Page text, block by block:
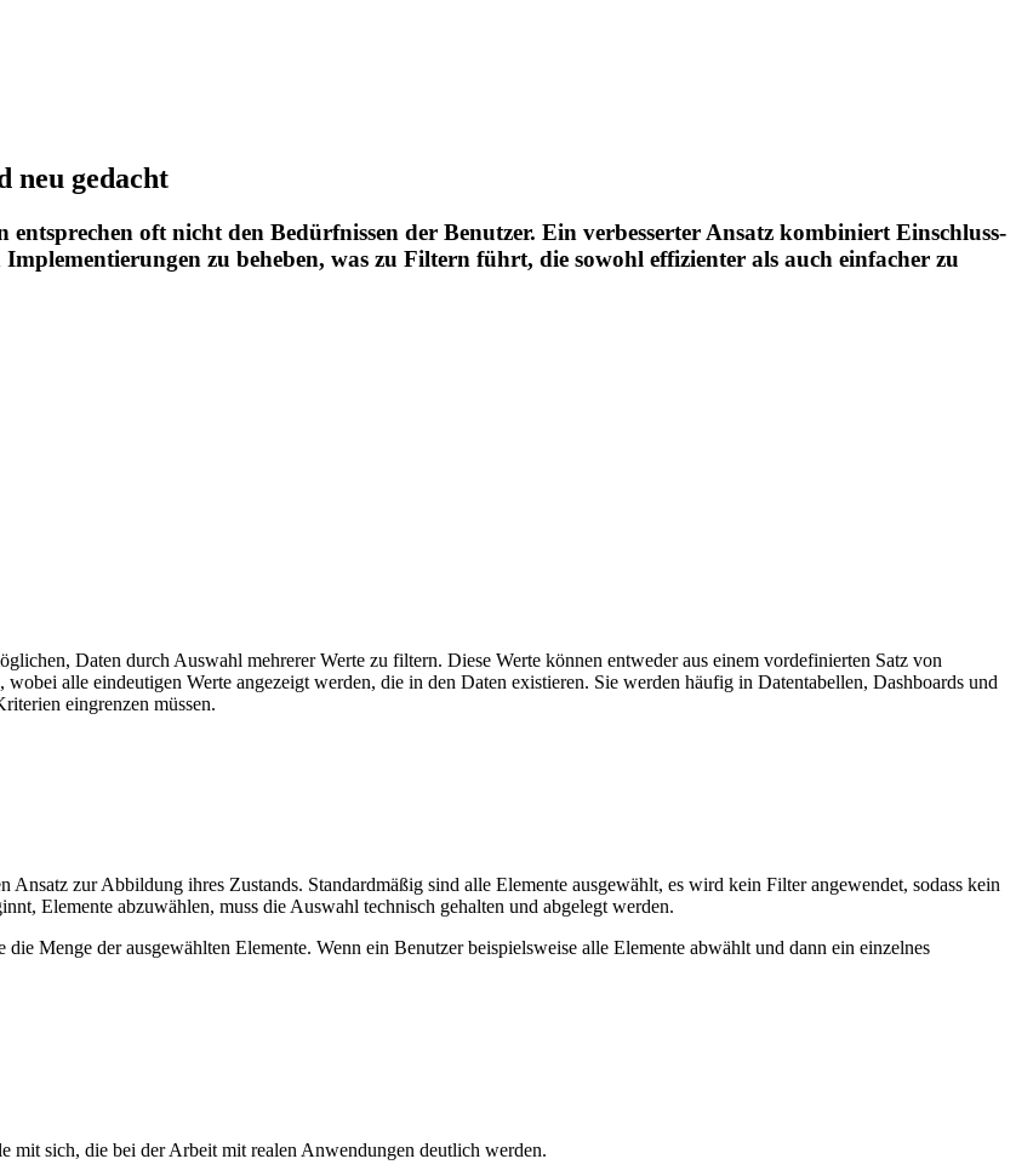
neu gedacht
oft nicht den Bedürfnissen der Benutzer. Ein verbesserter Ansatz kombiniert Einschluss-
zu beheben, was zu Filtern führt, die sowohl effizienter als auch einfacher zu
Daten durch Auswahl mehrerer Werte zu filtern. Diese Werte können entweder aus einem vordefinierten Satz von
alle eindeutigen Werte angezeigt werden, die in den Daten existieren. Sie werden häufig in Datentabellen, Dashboards und
eingrenzen müssen.
zur Abbildung ihres Zustands. Standardmäßig sind alle Elemente ausgewählt, es wird kein Filter angewendet, sodass kein
Elemente abzuwählen, muss die Auswahl technisch gehalten und abgelegt werden.
Menge der ausgewählten Elemente. Wenn ein Benutzer beispielsweise alle Elemente abwählt und dann ein einzelnes
mit sich, die bei der Arbeit mit realen Anwendungen deutlich werden.